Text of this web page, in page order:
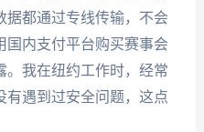
据都通过专线传输，不会
国内支付平台购买赛事会
。我在纽约工作时，经常
有遇到过安全问题，这点